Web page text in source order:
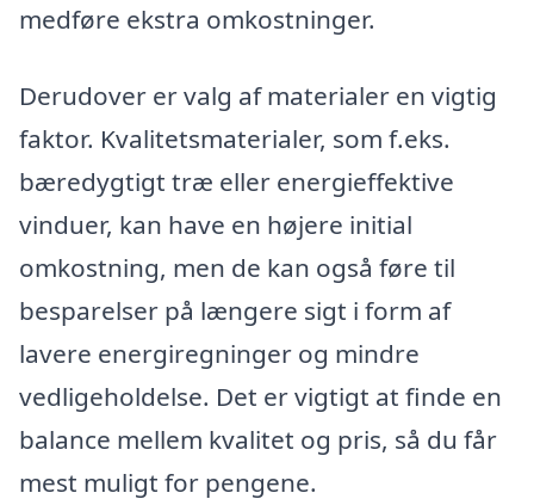
medføre ekstra omkostninger.
Derudover er valg af materialer en vigtig
faktor. Kvalitetsmaterialer, som f.eks.
bæredygtigt træ eller energieffektive
vinduer, kan have en højere initial
omkostning, men de kan også føre til
besparelser på længere sigt i form af
lavere energiregninger og mindre
vedligeholdelse. Det er vigtigt at finde en
balance mellem kvalitet og pris, så du får
mest muligt for pengene.